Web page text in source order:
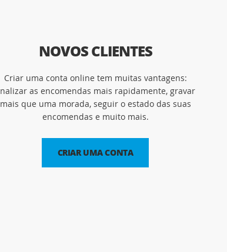
NOVOS CLIENTES
Criar uma conta online tem muitas vantagens:
as encomendas mais rapidamente, gravar
mais que uma morada, seguir o estado das suas
encomendas e muito mais.
CRIAR UMA CONTA